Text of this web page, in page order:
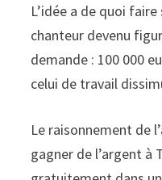
L’idée a de quoi
chanteur devenu
demande : 100 000
celui de travail
Le raisonnement de
gagner de l’argent à